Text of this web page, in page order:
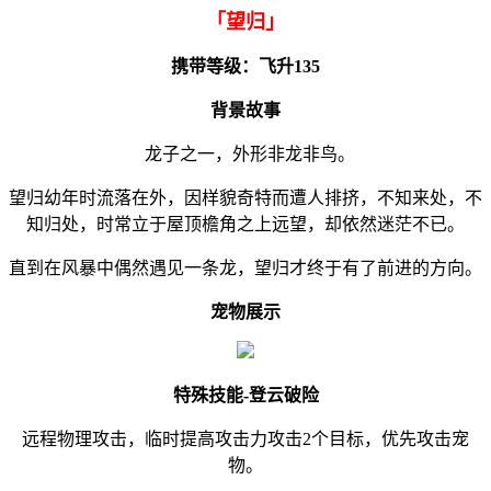
「 望归」
携带等级： 飞升135
背景故事
龙子之一，外形非龙非鸟。
望归幼年时流落在外，因样貌奇特而遭人排挤，不知来处，不
知归处，时常立于屋顶檐角之上远望，却依然迷茫不已。
直到在风暴中偶然遇见一条龙，望归才终于有了前进的方向。
宠物展示
特殊技能-登云破险
远程物理攻击，临时提高攻击力攻击2个目标，优先攻击宠
物。